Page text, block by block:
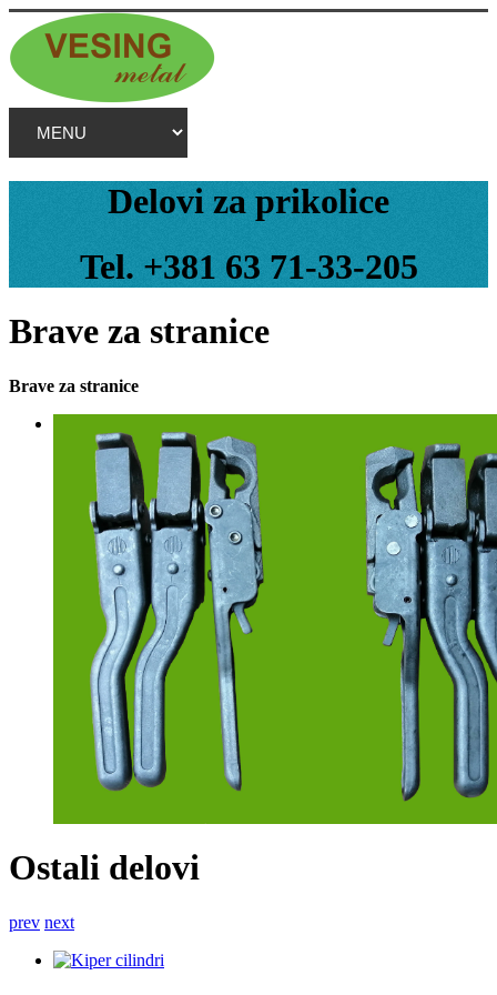
Delovi za prikolice
Tel. +381 63 71-33-205
Brave za stranice
Brave za stranice
Ostali delovi
prev next